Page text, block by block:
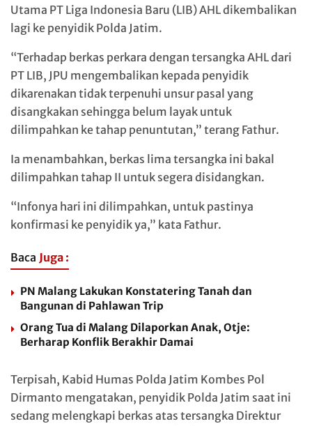
Utama PT Liga Indonesia Baru (LIB) AHL dikembalikan
lagi ke penyidik Polda Jatim.
“Terhadap berkas perkara dengan tersangka AHL dari
PT LIB, JPU mengembalikan kepada penyidik
dikarenakan tidak terpenuhi unsur pasal yang
disangkakan sehingga belum layak untuk
dilimpahkan ke tahap penuntutan,” terang Fathur.
Ia menambahkan, berkas lima tersangka ini bakal
dilimpahkan tahap II untuk segera disidangkan.
“Infonya hari ini dilimpahkan, untuk pastinya
konfirmasi ke penyidik ya,” kata Fathur.
Baca Juga :
PN Malang Lakukan Konstatering Tanah dan
Bangunan di Pahlawan Trip
Orang Tua di Malang Dilaporkan Anak, Otje:
Berharap Konflik Berakhir Damai
Terpisah, Kabid Humas Polda Jatim Kombes Pol
Dirmanto mengatakan, penyidik Polda Jatim saat ini
sedang melengkapi berkas atas tersangka Direktur